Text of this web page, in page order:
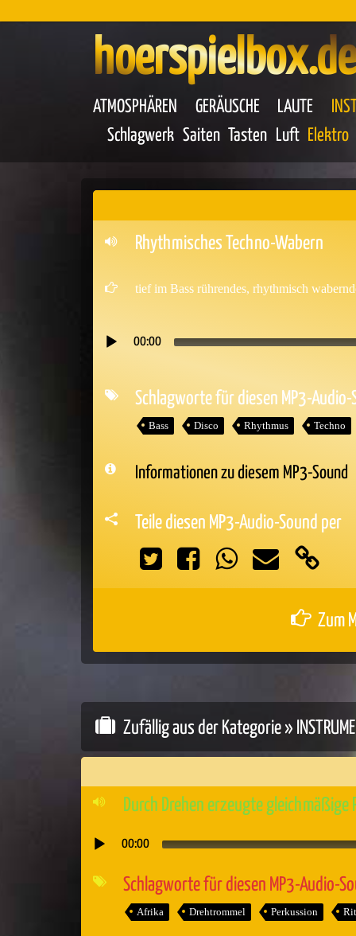
hoerspielbox.de
ATMOSPHÄREN GERÄUSCHE LAUTE
Schlagwerk Saiten Tasten Luft Elektro
Rhythmisches Techno-Wabern
tief im Bass rührendes, rhythmisch
Audio-
00:00
Schlagworte für diesen MP3-Audio-
Bass Disco Rhythmus Techno
Informationen zu diesem MP3-Sound
Teile diesen MP3-Audio-Sound per
Zum
Zufällig aus der Kategorie »
Durch Drehen erzeugte
Audio-
Player
00:00
Schlagworte für diesen MP3-Audio-
Afrika Drehtrommel Perkussion